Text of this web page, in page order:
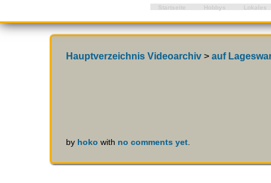
Startseite Hobbys Lokales
Hauptverzeichnis Videoarchiv> auf
by hoko with no comments yet.